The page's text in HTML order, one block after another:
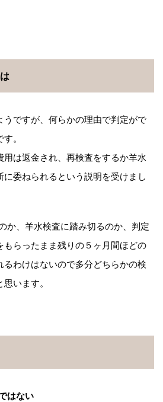
うですが、何らかの理由で判定がで
。
用は返金され、再検査をするか羊水
委ねられるという説明を受けまし
か、羊水検査に踏み切るのか、判定
もらったまま残りの５ヶ月間ほどの
わけはないので多分どちらかの検
います。
はない